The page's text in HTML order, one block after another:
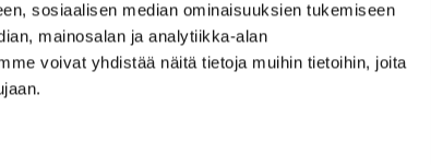
sosiaalisen median ominaisuuksien tukemiseen
mainosalan ja analytiikka-alan
voivat yhdistää näitä tietoja muihin tietoihin, joita